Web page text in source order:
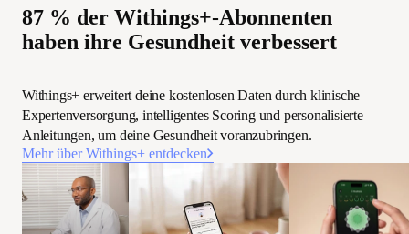
87 % der Withings+-Abonnenten
haben ihre Gesundheit verbessert
Withings+ erweitert deine kostenlosen Daten durch klinische
Expertenversorgung, intelligentes Scoring und personalisierte
Anleitungen, um deine Gesundheit voranzubringen.
Mehr über Withings+ entdecken